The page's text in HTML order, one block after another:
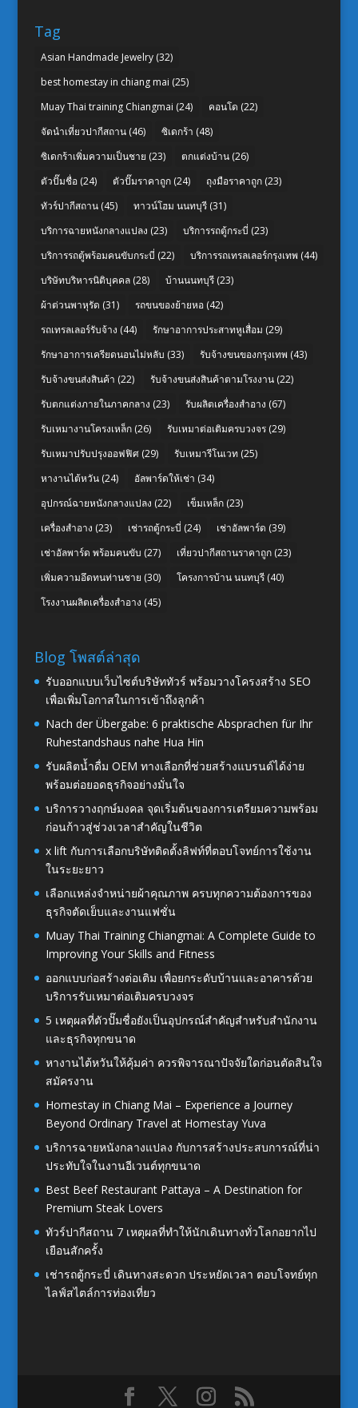
Tag
Asian Handmade Jewelry(32)
best homestay in chiang mai (25)
Muay Thai training Chiangmai (24) คอนโด (22)
จัดนำเที่ยวปากีสถาน(46) ซิเดกร้า (48)
ซิเดกร้าเพิ่มความเป็นชาย (23) ตกแต่งบ้าน(26)
ตัวปั๊มชื่อ(24) ตัวปั๊มราคาถูก(24) ถุงมือราคาถูก(23)
ทัวร์ปากีสถาน(45) ทาวน์โฮม นนทบุรี(31)
บริการฉายหนังกลางแปลง (23) บริการรถตู้กระบี่ (23)
บริการรถตู้พร้อมคนขับกระบี่ (22) บริการรถเทรลเลอร์กรุงเทพ (44)
บริษัทบริหารนิติบุคคล(28) บ้านนนทบุรี(23)
ผ้าต่วนพาหุรัด (31) รถขนของย้ายหอ(42)
รถเทรลเลอร์รับจ้าง (44) รักษาอาการประสาทหูเสื่อม (29)
รักษาอาการเครียดนอนไม่หลับ (33) รับจ้างขนของกรุงเทพ (43)
รับจ้างขนส่งสินค้า (22) รับจ้างขนส่งสินค้าตามโรงงาน(22)
รับตกแต่งภายในภาคกลาง (23) รับผลิตเครื่องสำอาง (67)
รับเหมางานโครงเหล็ก(26) รับเหมาต่อเติมครบวงจร(29)
รับเหมาปรับปรุงออฟฟิศ(29) รับเหมารีโนเวท (25)
หางานไต้หวัน(24) อัลพาร์ดให้เช่า (34)
อุปกรณ์ฉายหนังกลางแปลง (22) เข็มเหล็ก(23)
เครื่องสำอาง (23) เช่ารถตู้กระบี่ (24) เช่าอัลพาร์ด (39)
เช่าอัลพาร์ด พร้อมคนขับ (27) เที่ยวปากีสถานราคาถูก(23)
เพิ่มความอึดทนท่านชาย (30) โครงการบ้าน นนทบุรี(40)
โรงงานผลิตเครื่องสำอาง (45)
Blog โพสต์ล่าสุด
รับออกแบบเว็บไซต์บริษัททัวร์ พร้อมวางโครงสร้าง SEO
เพื่อเพิ่มโอกาสในการเข้าถึงลูกค้า
Nach der Übergabe: 6 praktische Absprachen für Ihr
Ruhestandshaus nahe Hua Hin
รับผลิตน้ำดื่ม OEM ทางเลือกที่ช่วยสร้างแบรนด์ได้ง่าย
พร้อมต่อยอดธุรกิจอย่างมั่นใจ
บริการวางฤกษ์มงคล จุดเริ่มต้นของการเตรียมความพร้อม
ก่อนก้าวสู่ช่วงเวลาสำคัญในชีวิต
x lift กับการเลือกบริษัทติดตั้งลิฟท์ที่ตอบโจทย์การใช้งาน
ในระยะยาว
เลือกแหล่งจำหน่ายผ้าคุณภาพ ครบทุกความต้องการของ
ธุรกิจตัดเย็บและงานแฟชั่น
Muay Thai Training Chiangmai: A Complete Guide to
Improving Your Skills and Fitness
ออกแบบก่อสร้างต่อเติม เพื่อยกระดับบ้านและอาคารด้วย
บริการรับเหมาต่อเติมครบวงจร
5 เหตุผลที่ตัวปั๊มชื่อยังเป็นอุปกรณ์สำคัญสำหรับสำนักงาน
และธุรกิจทุกขนาด
หางานไต้หวันให้คุ้มค่า ควรพิจารณาปัจจัยใดก่อนตัดสินใจ
สมัครงาน
Homestay in Chiang Mai – Experience a Journey
Beyond Ordinary Travel at Homestay Yuva
บริการฉายหนังกลางแปลง กับการสร้างประสบการณ์ที่น่า
ประทับใจในงานอีเวนต์ทุกขนาด
Best Beef Restaurant Pattaya – A Destination for
Premium Steak Lovers
ทัวร์ปากีสถาน 7 เหตุผลที่ทำให้นักเดินทางทั่วโลกอยากไป
เยือนสักครั้ง
เช่ารถตู้กระบี่ เดินทางสะดวก ประหยัดเวลา ตอบโจทย์ทุก
ไลฟ์สไตล์การท่องเที่ยว